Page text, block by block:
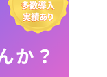
し […]